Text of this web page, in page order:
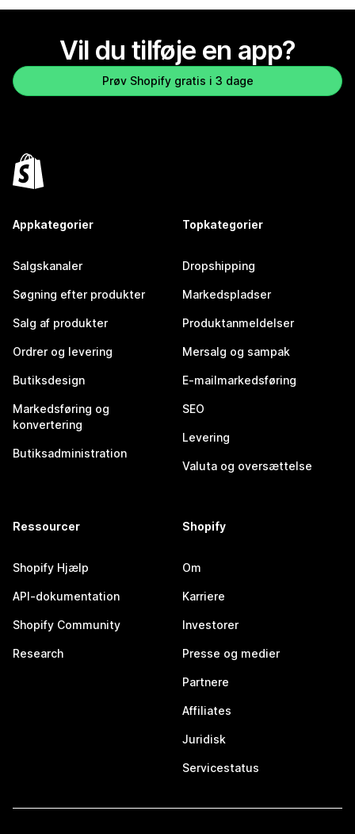
Vil du tilføje en app?
Prøv Shopify gratis i 3 dage
Appkategorier
Salgskanaler
Søgning efter produkter
Salg af produkter
Ordrer og levering
Butiksdesign
Markedsføring og
konvertering
Butiksadministration
Topkategorier
Dropshipping
Markedspladser
Produktanmeldelser
Mersalg og sampak
E-mailmarkedsføring
SEO
Levering
Valuta og oversættelse
Ressourcer
Shopify Hjælp
API-dokumentation
Shopify Community
Research
Shopify
Om
Karriere
Investorer
Presse og medier
Partnere
Affiliates
Juridisk
Servicestatus